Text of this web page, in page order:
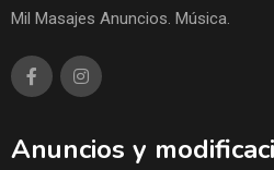
Mil Masajes Anuncios. Música.
Anuncios y